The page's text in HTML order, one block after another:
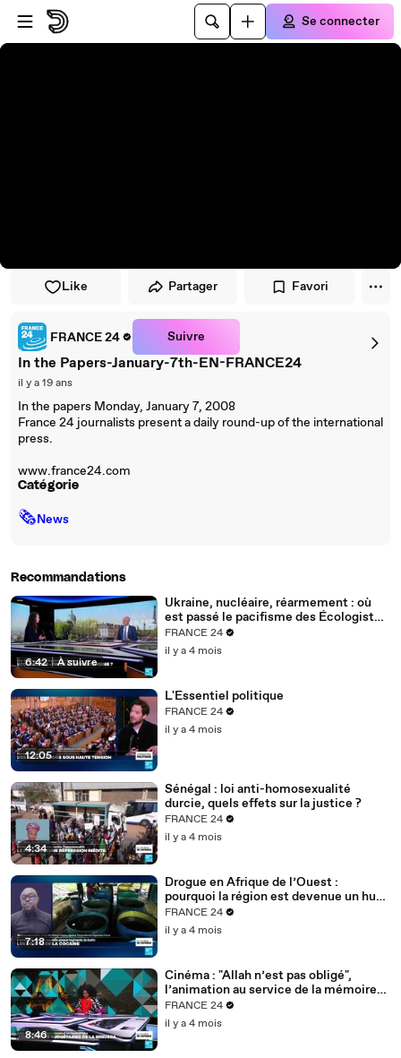
Passer au player
Passer au contenu principal
Se connecter
Like Partager Favori
FRANCE 24 Suivre
In the Papers-January-7th-EN-FRANCE24
il y a 19 ans
In the papers Monday, January 7, 2008
France 24 journalists present a daily round-up of the international
press.
www.france24.com
Catégorie
🗞News
Recommandations
6:42 | À suivre
Ukraine, nucléaire, réarmement : où
est passé le pacifisme des Écologistes
?
FRANCE 24
il y a 4 mois
12:05
L'Essentiel politique
FRANCE 24
il y a 4 mois
4:34
Sénégal : loi anti-homosexualité
durcie, quels effets sur la justice ?
FRANCE 24
il y a 4 mois
7:18
Drogue en Afrique de l’Ouest :
pourquoi la région est devenue un hub
mondial
FRANCE 24
il y a 4 mois
8:46
Cinéma : "Allah n’est pas obligé",
l’animation au service de la mémoire
des enfants-soldats
FRANCE 24
il y a 4 mois